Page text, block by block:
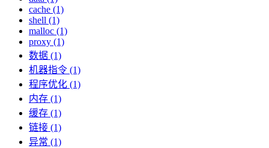
cache (1)
shell (1)
malloc (1)
proxy (1)
数据 (1)
机器指令 (1)
程序优化 (1)
内存 (1)
缓存 (1)
链接 (1)
异常 (1)